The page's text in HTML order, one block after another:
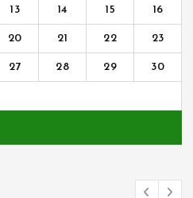
13 14 15 16
20 21 22 23
27 28 29 30